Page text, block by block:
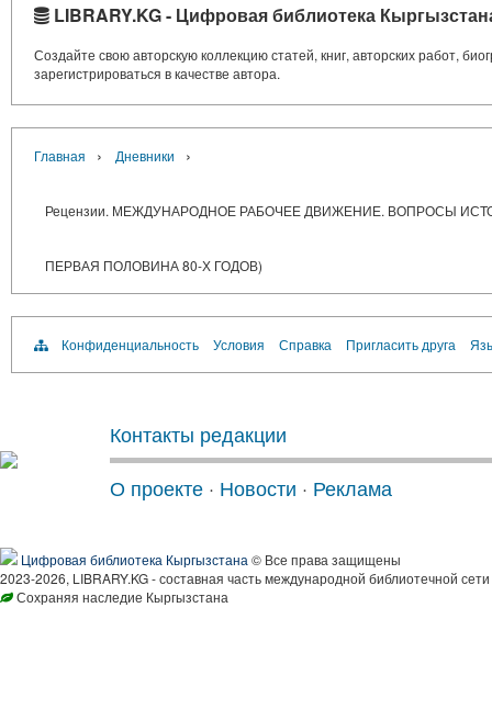
LIBRARY.KG - Цифровая библиотека
Создайте свою авторскую коллекцию статей, книг, авторских работ,
зарегистрироваться в качестве автора.
Главная › Дневники ›
Рецензии. МЕЖДУНАРОДНОЕ РАБОЧЕЕ ДВИЖЕНИЕ. ВОПРОСЫ
ПЕРВАЯ ПОЛОВИНА 80-Х ГОДОВ)
Конфиденциальность Условия Справка Пригласить друга
Контакты редакции
О проекте · Новости · Реклама
Цифровая библиотека Кыргызстана © Все права защищены
2023-2026, LIBRARY.KG - составная часть международной библиотечной
Сохраняя наследие Кыргызстана